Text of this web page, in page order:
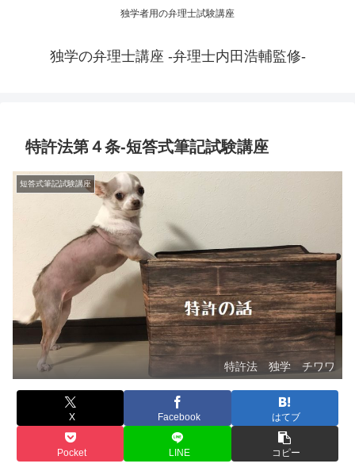
独学者用の弁理士試験講座
独学の弁理士講座 -弁理士内田浩輔監修-
特許法第４条-短答式筆記試験講座
短答式筆記試験講座
特許法 独学 チワワ
X Facebook はてブ
Pocket LINE コピー